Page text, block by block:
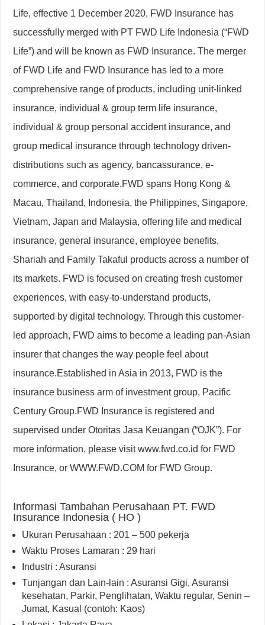
Life, effective 1 December 2020, FWD Insurance has
successfully merged with PT FWD Life Indonesia (“FWD
Life”) and will be known as FWD Insurance. The merger
of FWD Life and FWD Insurance has led to a more
comprehensive range of products, including unit-linked
insurance, individual & group term life insurance,
individual & group personal accident insurance, and
group medical insurance through technology driven-
distributions such as agency, bancassurance, e-
commerce, and corporate.FWD spans Hong Kong &
Macau, Thailand, Indonesia, the Philippines, Singapore,
Vietnam, Japan and Malaysia, offering life and medical
insurance, general insurance, employee benefits,
Shariah and Family Takaful products across a number of
its markets. FWD is focused on creating fresh customer
experiences, with easy-to-understand products,
supported by digital technology. Through this customer-
led approach, FWD aims to become a leading pan-Asian
insurer that changes the way people feel about
insurance.Established in Asia in 2013, FWD is the
insurance business arm of investment group, Pacific
Century Group.FWD Insurance is registered and
supervised under Otoritas Jasa Keuangan (“OJK”). For
more information, please visit www.fwd.co.id for FWD
Insurance, or WWW.FWD.COM for FWD Group.
Informasi Tambahan Perusahaan PT. FWD
Insurance Indonesia ( HO )
Ukuran Perusahaan : 201 – 500 pekerja
Waktu Proses Lamaran : 29 hari
Industri : Asuransi
Tunjangan dan Lain-lain : Asuransi Gigi,Asuransi
kesehatan, Parkir, Penglihatan,Waktu regular, Senin –
Jumat, Kasual (contoh: Kaos)